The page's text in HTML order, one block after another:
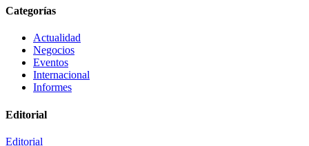
Categorías
Actualidad
Negocios
Eventos
Internacional
Informes
Editorial
Editorial